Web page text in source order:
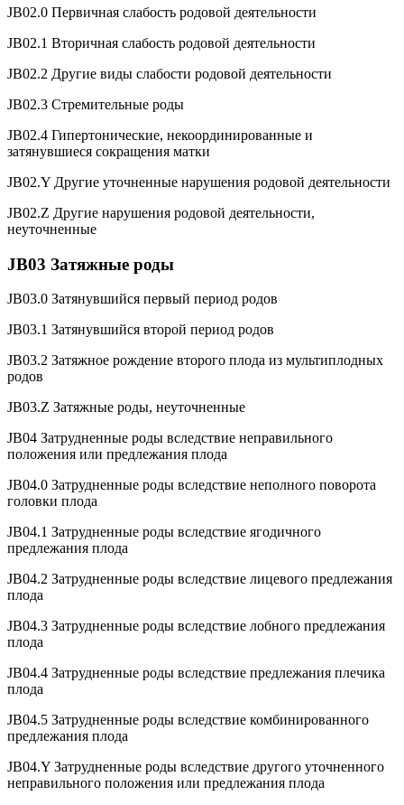
JB02.0 Первичная слабость родовой деятельности
JB02.1 Вторичная слабость родовой деятельности
JB02.2 Другие виды слабости родовой деятельности
JB02.3 Стремительные роды
JB02.4 Гипертонические, некоординированные и
затянувшиеся сокращения матки
JB02.Y Другие уточненные нарушения родовой деятельности
JB02.Z Другие нарушения родовой деятельности,
неуточненные
JB03 Затяжные роды
JB03.0 Затянувшийся первый период родов
JB03.1 Затянувшийся второй период родов
JB03.2 Затяжное рождение второго плода из мультиплодных
родов
JB03.Z Затяжные роды, неуточненные
JB04 Затрудненные роды вследствие неправильного
положения или предлежания плода
JB04.0 Затрудненные роды вследствие неполного поворота
головки плода
JB04.1 Затрудненные роды вследствие ягодичного
предлежания плода
JB04.2 Затрудненные роды вследствие лицевого предлежания
плода
JB04.3 Затрудненные роды вследствие лобного предлежания
плода
JB04.4 Затрудненные роды вследствие предлежания плечика
плода
JB04.5 Затрудненные роды вследствие комбинированного
предлежания плода
JB04.Y Затрудненные роды вследствие другого уточненного
неправильного положения или предлежания плода